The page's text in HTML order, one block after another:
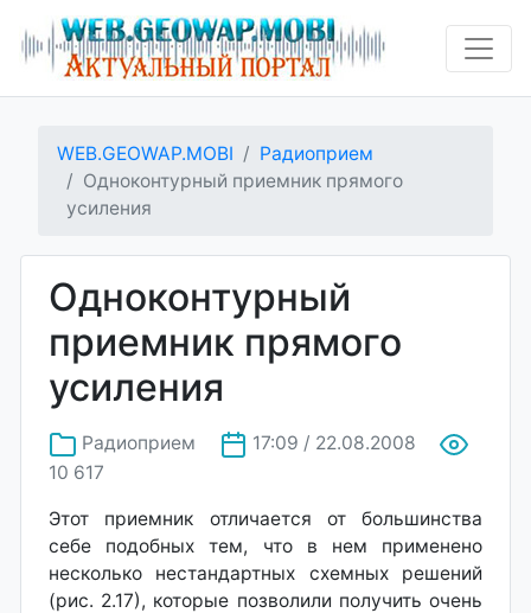
WEB.GEOWAP.MOBI
Радиоприем
Одноконтурный приемник прямого
усиления
Одноконтурный
приемник прямого
усиления
Радиоприем
17:09 / 22.08.2008
10 617
Этот приемник отличается от большинства
себе подобных тем, что в нем применено
несколько нестандартных схемных решений
(рис. 2.17), которые позволили получить очень